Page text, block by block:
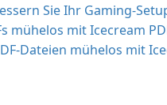
Sie Ihr Gaming-
mühelos mit Icecream
Dateien mühelos mit